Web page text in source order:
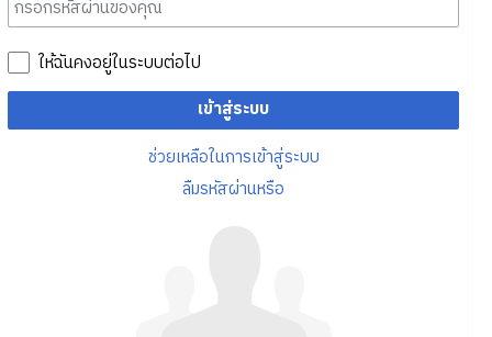
ให้ฉันคงอยู่ในระบบต่อไป
เข้าสู่ระบบ
ช่วยเหลือในการเข้าสู่ระบบ
ลืมรหัสผ่านหรือ